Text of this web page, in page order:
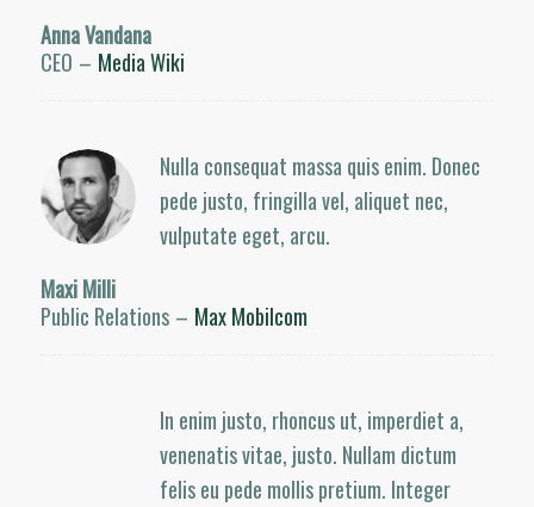
Anna Vandana
CEO – Media Wiki
Nulla consequat massa quis enim. Donec
pede justo, fringilla vel, aliquet nec,
vulputate eget, arcu.
Maxi Milli
Public Relations – Max Mobilcom
In enim justo, rhoncus ut, imperdiet a,
venenatis vitae, justo. Nullam dictum
felis eu pede mollis pretium. Integer